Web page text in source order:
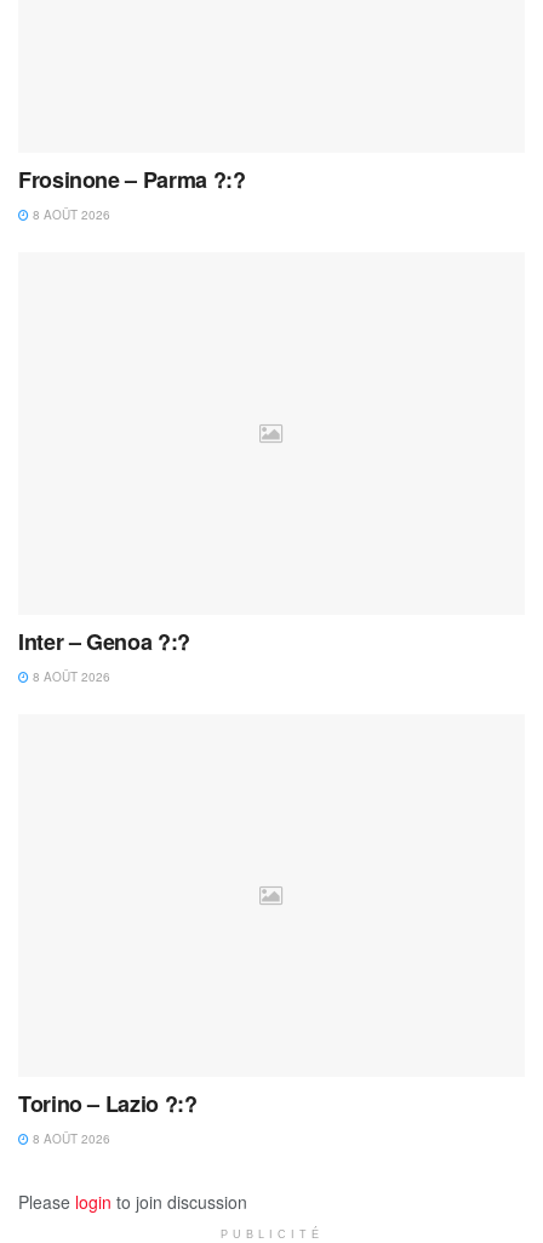
Frosinone – Parma ?:?
8 AOÛT 2026
Inter – Genoa ?:?
8 AOÛT 2026
Torino – Lazio ?:?
8 AOÛT 2026
Please login to join discussion
PUBLICITÉ